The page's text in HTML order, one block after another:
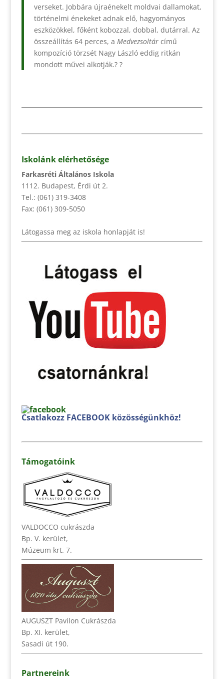
verseket. Jobbára újraénekelt moldvai dallamokat,
történelmi énekeket adnak elő, hagyományos
eszközökkel, főként kobozzal, dobbal, dutárral. Az
összeállítás 64 perces, a Medvezsoltárcímű
kompozíció törzsét Nagy László eddig ritkán
mondott művei alkotják.? ?
Iskolánk elérhetősége
Farkasréti Általános Iskola
1112. Budapest, Érdi út 2.
Tel.: (061) 319-3408
Fax: (061) 309-5050
Látogassa meg az iskola honlapját is!
Csatlakozz FACEBOOK közösségünkhöz!
Támogatóink
VALDOCCO cukrászda
Bp. V. kerület,
Múzeum krt. 7.
AUGUSZT Pavilon Cukrászda
Bp. XI. kerület,
Sasadi út 190.
Partnereink